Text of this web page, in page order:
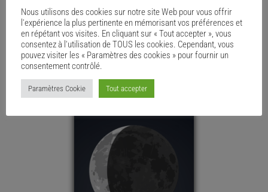
Nous utilisons des cookies sur notre site Web pour vous offrir
l'expérience la plus pertinente en mémorisant vos préférences et
en répétant vos visites. En cliquant sur « Tout accepter », vous
consentez à l'utilisation de TOUS les cookies. Cependant, vous
pouvez visiter les « Paramètres des cookies » pour fournir un
consentement contrôlé.
Paramètres Cookie Tout accepter